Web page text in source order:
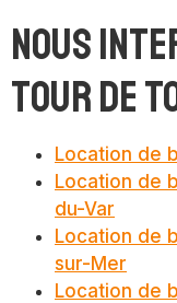
Nous
tour de
Location de
Location de
du-Var
Location de
sur-Mer
Location de